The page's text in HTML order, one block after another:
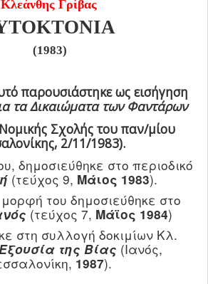
ΔΟΛΟΦΟΝΙΕΣ
- ΕΥΡΏΠΗ
ΙΣΤΟΡΙΑ
ΝΑΖΙΣΜΟΣ
ΤΡΟΜΟΚΡΑΤΙΑ
ΘΕΜΑΤΑ
ΣΚΕΨΗ
ΤΡΙΤΩΝ
ΝΑΡΚΩΤΙΚΑ
- ΟΜΙΛΙΕΣ
ΒΙΒΛΙΑ
Κλεάνθης Γρίβας
(1983)
παρουσιάστηκε ως εισήγηση
τα Δικαιώματα των Φαντάρων
Σχολής του παν/μίου
2/11/1983).
δημοσιεύθηκε στο περιοδικό
(τεύχος 9, Μάιος 1983).
του δημοσιεύθηκε στο
(τεύχος 7, Μάϊος 1984)
στη συλλογή δοκιμίων Κλ.
της Βίας (Ιανός,
1987).